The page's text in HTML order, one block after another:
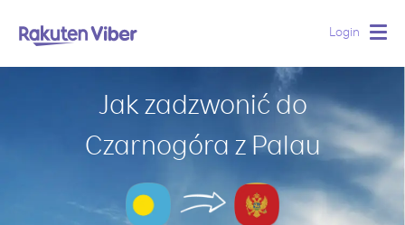
Login
Jak zadzwonić do
Czarnogóra z Palau